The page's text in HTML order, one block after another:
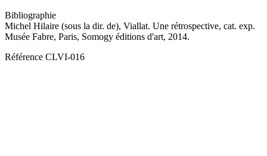
Bibliographie
Michel Hilaire (sous la dir. de), Viallat. Une rétrospective, cat. exp.
Musée Fabre, Paris, Somogy éditions d'art, 2014.
Référence CLVI-016